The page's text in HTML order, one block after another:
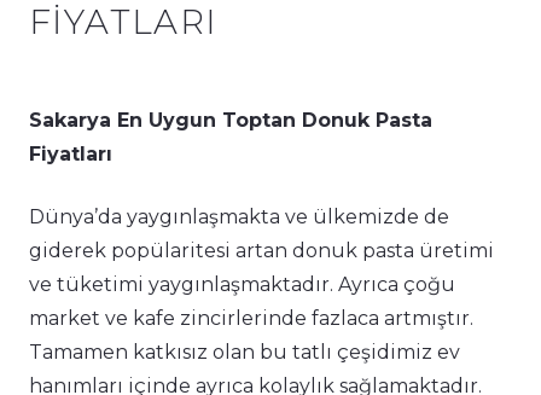
FIYATLARI
Sakarya En Uygun Toptan Donuk Pasta
Fiyatları
Dünya’da yaygınlaşmakta ve ülkemizde de
giderek popülaritesi artan donuk pasta üretimi
ve tüketimi yaygınlaşmaktadır. Ayrıca çoğu
market ve kafe zincirlerinde fazlaca artmıştır.
Tamamen katkısız olan bu tatlı çeşidimiz ev
hanımları içinde ayrıca kolaylık sağlamaktadır.